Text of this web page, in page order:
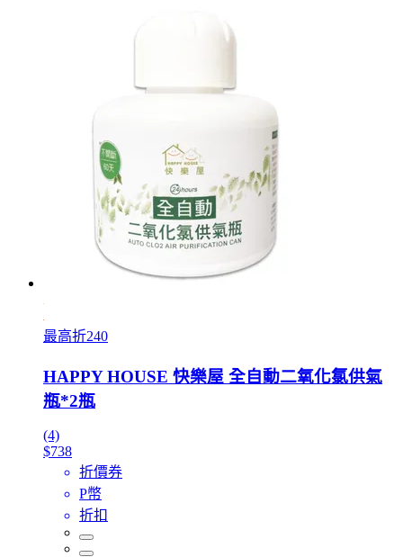
最高折240
HAPPY HOUSE 快樂屋 全自動二氧化氯供氣
瓶*2瓶
(4)
$738
折價券
P幣
折扣